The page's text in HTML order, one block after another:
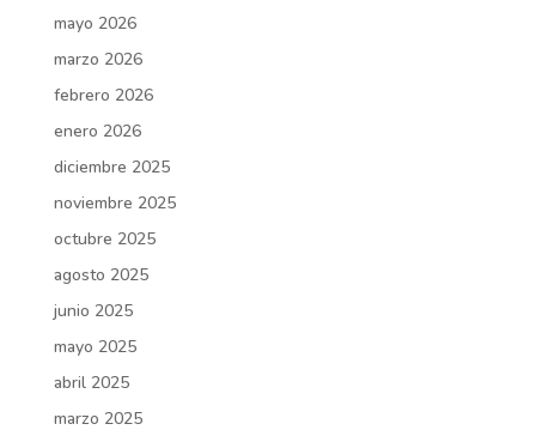
mayo 2026
marzo 2026
febrero 2026
enero 2026
diciembre 2025
noviembre 2025
octubre 2025
agosto 2025
junio 2025
mayo 2025
abril 2025
marzo 2025